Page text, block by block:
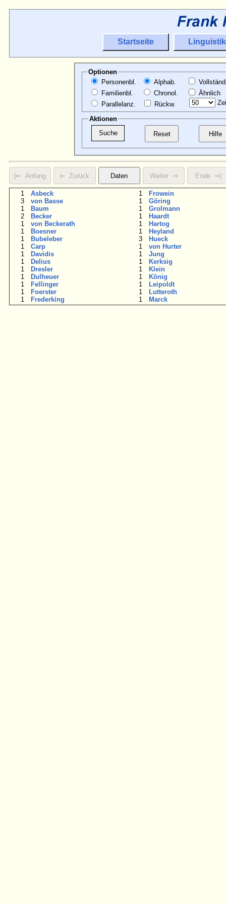
Startseite Linguistik
Optionen
Personenbl.
Familienbl.
Parallelanz.
Alphab.
Chronol.
Rückw.
Ähnlich
Aktionen
1
Asbeck
3
von Basse
1
Baum
2
Becker
1
von Beckerath
1
Boesner
1
Bubeleber
1
Carp
1
Davidis
1
Delius
1
Dresler
1
Dulheuer
1
Fellinger
1
Foerster
1
Frederking
1
Frowein
1
Göring
1
Grolmann
1
Haardt
1
Hartog
1
Heyland
3
Hueck
1
von Hurter
1
Jung
1
Kerksig
1
Klein
1
König
1
Leipoldt
1
Lutteroth
1
Marck